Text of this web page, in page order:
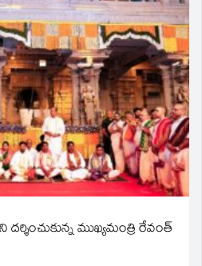
ముఖ్యమంత్రి రేవంత్